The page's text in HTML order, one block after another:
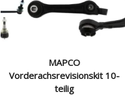
MAPCO
Vorderachsrevisionskit 10-
teilig